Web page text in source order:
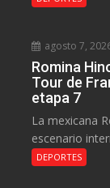
agosto 7,
Romina
Tour de
etapa 7
La mexicana
escenario
DEPORTES